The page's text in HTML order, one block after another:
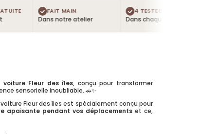
FAIT MAIN
Dans notre atelier
4 TESTEURS OFFERTS
Dans chaque commande
Fleur des îles, conçu pour transformer
sensorielle inoubliable. 🚗✨
Fleur des îles est spécialement conçu pour
apaisante pendant vos déplacementset ce,